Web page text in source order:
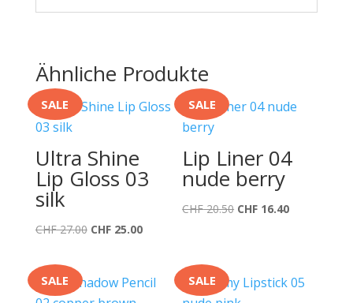
Ähnliche Produkte
SALE
Ultra Shine
Lip Gloss 03
silk
CHF27.00 Ursprünglicher
CHF 27.00
CHF25.00Aktueller
CHF 25.00.
SALE
Lip Liner 04
nude berry
CHF20.50 Ursprünglicher
CHF 16.40Aktueller
SALE SALE